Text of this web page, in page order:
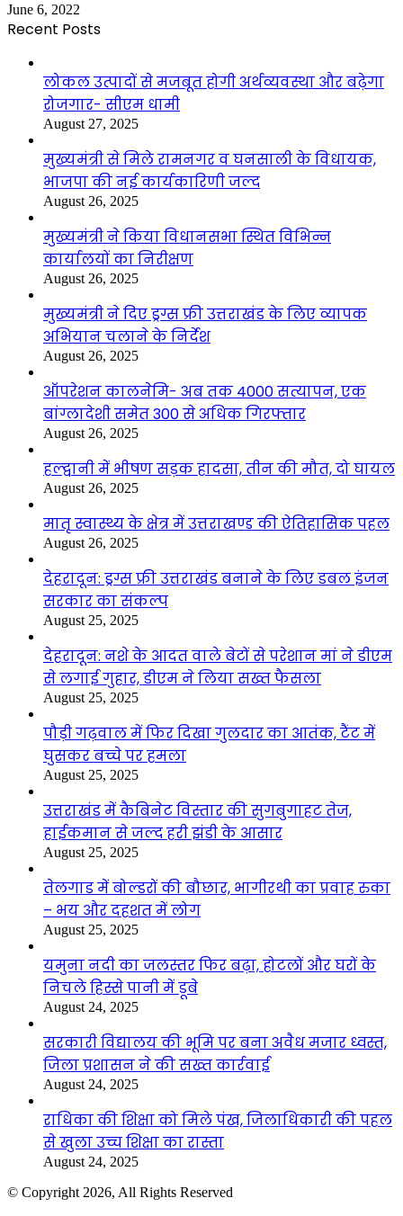
June 6, 2022
Recent Posts
लोकल उत्पादों से मजबूत होगी अर्थव्यवस्था और बढ़ेगा
रोजगार- सीएम धामी
August 27, 2025
मुख्यमंत्री से मिले रामनगर व घनसाली के विधायक,
भाजपा की नई कार्यकारिणी जल्द
August 26, 2025
मुख्यमंत्री ने किया विधानसभा स्थित विभिन्न
कार्यालयों का निरीक्षण
August 26, 2025
मुख्यमंत्री ने दिए ड्रग्स फ्री उत्तराखंड के लिए व्यापक
अभियान चलाने के निर्देश
August 26, 2025
ऑपरेशन कालनेमि- अब तक 4000 सत्यापन, एक
बांग्लादेशी समेत 300 से अधिक गिरफ्तार
August 26, 2025
हल्द्वानी में भीषण सड़क हादसा, तीन की मौत, दो घायल
August 26, 2025
मातृ स्वास्थ्य के क्षेत्र में उत्तराखण्ड की ऐतिहासिक पहल
August 26, 2025
देहरादून: ड्रग्स फ्री उत्तराखंड बनाने के लिए डबल इंजन
सरकार का संकल्प
August 25, 2025
देहरादून: नशे के आदत वाले बेटों से परेशान मां ने डीएम
से लगाई गुहार, डीएम ने लिया सख्त फैसला
August 25, 2025
पौड़ी गढ़वाल में फिर दिखा गुलदार का आतंक, टैंट में
घुसकर बच्चे पर हमला
August 25, 2025
उत्तराखंड में कैबिनेट विस्तार की सुगबुगाहट तेज,
हाईकमान से जल्द हरी झंडी के आसार
August 25, 2025
तेलगाड में बोल्डरों की बौछार, भागीरथी का प्रवाह रुका
– भय और दहशत में लोग
August 25, 2025
यमुना नदी का जलस्तर फिर बढ़ा, होटलों और घरों के
निचले हिस्से पानी में डूबे
August 24, 2025
सरकारी विद्यालय की भूमि पर बना अवैध मजार ध्वस्त,
जिला प्रशासन ने की सख्त कार्रवाई
August 24, 2025
राधिका की शिक्षा को मिले पंख, जिलाधिकारी की पहल
से खुला उच्च शिक्षा का रास्ता
August 24, 2025
© Copyright 2026, All Rights Reserved